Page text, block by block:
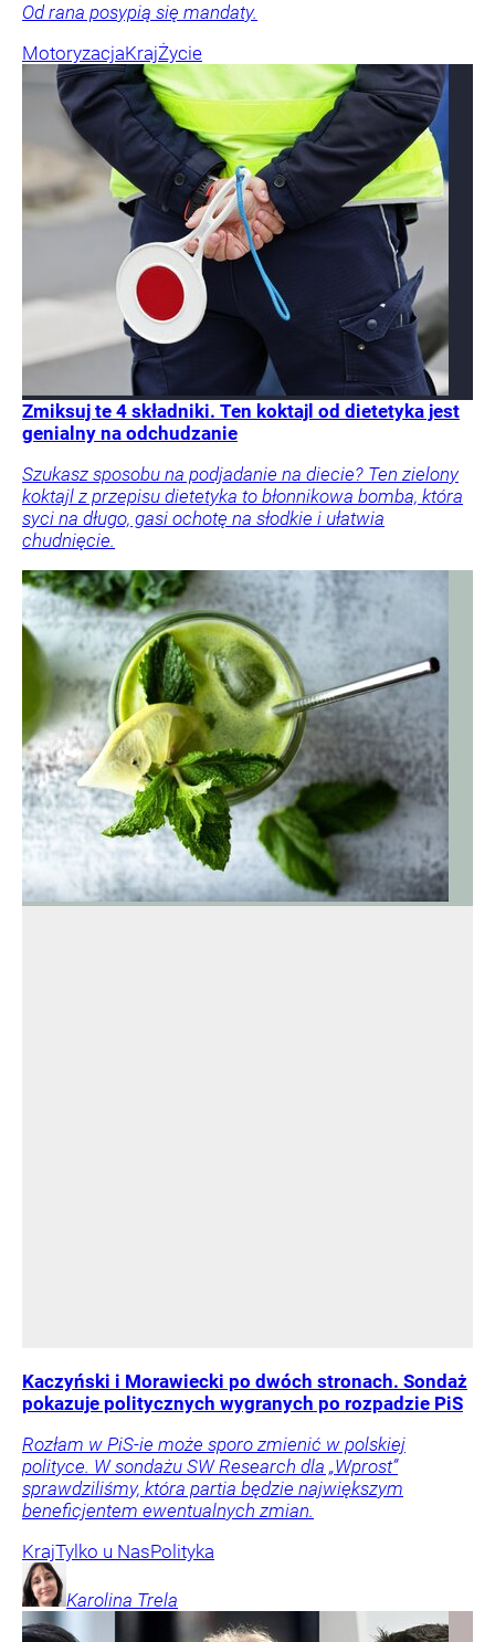
Od rana posypią się mandaty.
MotoryzacjaKrajŻycie
Zmiksuj te 4 składniki. Ten koktajl od dietetyka jest
genialny na odchudzanie
Szukasz sposobu na podjadanie na diecie? Ten zielony
koktajl z przepisu dietetyka to błonnikowa bomba, która
syci na długo, gasi ochotę na słodkie i ułatwia
chudnięcie.
Kaczyński i Morawiecki po dwóch stronach. Sondaż
pokazuje politycznych wygranych po rozpadzie PiS
Rozłam w PiS-ie może sporo zmienić w polskiej
polityce. W sondażu SW Research dla „Wprost”
sprawdziliśmy, która partia będzie największym
beneficjentem ewentualnych zmian.
KrajTylko u NasPolityka
Karolina Trela